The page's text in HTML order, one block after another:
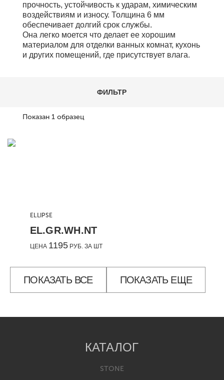
прочность, устойчивость к ударам, химическим
воздействиям и износу. Толщина 6 мм
обеспечивает долгий срок службы.
Она легко моется что делает ее хорошим
материалом для отделки ванных комнат, кухонь
и других помещений, где присутствует влага.
ФИЛЬТР
Показан1образец
ELLIPSE
EL.GR.WH.NT
ЦЕНА 1195РУБ. ЗА ШТ
ПОКАЗАТЬ ВСЕ ПОКАЗАТЬ ЕЩЕ
КАТАЛОГ
STONE